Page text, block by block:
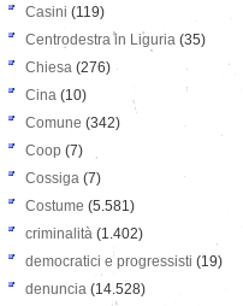
Casini (119)
Centrodestra in Liguria (35)
Chiesa (276)
Cina (10)
Comune (342)
Coop (7)
Cossiga (7)
Costume (5.581)
criminalità (1.402)
democratici e progressisti (19)
denuncia (14.528)